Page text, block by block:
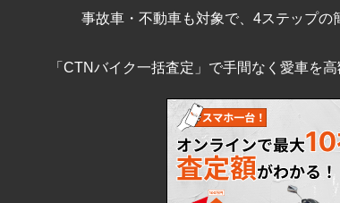
事故車・不動車も対象で、4ステップの
「CTNバイク一括査定」で手間なく愛車を